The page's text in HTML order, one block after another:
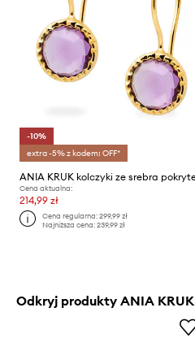
-10%
extra -5% z kodem: OFF*
Cena aktualna:
214,99 zł
Cena regularna:299,99 zł
Najniższa cena:239,99 zł
Odkryj produkty ANIA KRUK